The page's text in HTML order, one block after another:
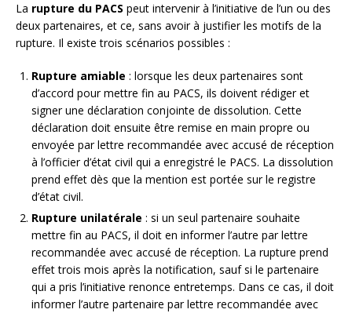
La rupture du PACS peut intervenir à l’initiative de l’un ou des
deux partenaires, et ce, sans avoir à justifier les motifs de la
rupture. Il existe trois scénarios possibles :
Rupture amiable : lorsque les deux partenaires sont
d’accord pour mettre fin au PACS, ils doivent rédiger et
signer une déclaration conjointe de dissolution. Cette
déclaration doit ensuite être remise en main propre ou
envoyée par lettre recommandée avec accusé de réception
à l’officier d’état civil qui a enregistré le PACS. La dissolution
prend effet dès que la mention est portée sur le registre
d’état civil.
Rupture unilatérale : si un seul partenaire souhaite
mettre fin au PACS, il doit en informer l’autre par lettre
recommandée avec accusé de réception. La rupture prend
effet trois mois après la notification, sauf si le partenaire
qui a pris l’initiative renonce entretemps. Dans ce cas, il doit
informer l’autre partenaire par lettre recommandée avec